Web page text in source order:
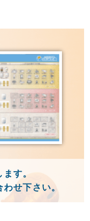
す。
せ下さい。